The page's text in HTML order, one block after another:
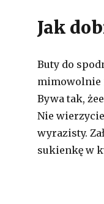
Jak
Buty do
mimowolnie
Bywa tak,
Nie
wyrazisty.
sukienkę w